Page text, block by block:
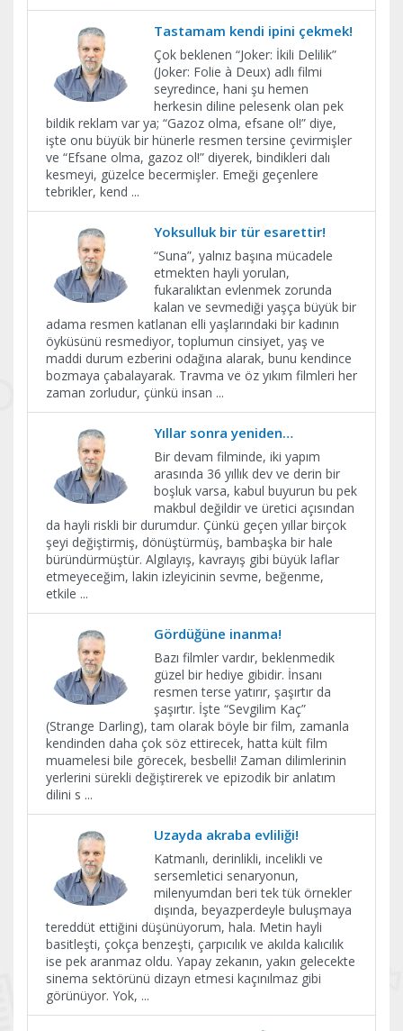
Tastamam kendi ipini çekmek!
Çok beklenen “Joker: İkili Delilik”
(Joker: Folie à Deux) adlı filmi
seyredince, hani şu hemen
herkesin diline pelesenk olan pek
bildik reklam var ya; “Gazoz olma, efsane ol!” diye,
işte onu büyük bir hünerle resmen tersine çevirmişler
ve “Efsane olma, gazoz ol!” diyerek, bindikleri dalı
kesmeyi, güzelce becermişler. Emeği geçenlere
tebrikler, kend ...
Yoksulluk bir tür esarettir!
“Suna”, yalnız başına mücadele
etmekten hayli yorulan,
fukaralıktan evlenmek zorunda
kalan ve sevmediği yaşça büyük bir
adama resmen katlanan elli yaşlarındaki bir kadının
öyküsünü resmediyor, toplumun cinsiyet, yaş ve
maddi durum ezberini odağına alarak, bunu kendince
bozmaya çabalayarak. Travma ve öz yıkım filmleri her
zaman zorludur, çünkü insan ...
Yıllar sonra yeniden…
Bir devam filminde, iki yapım
arasında 36 yıllık dev ve derin bir
boşluk varsa, kabul buyurun bu pek
makbul değildir ve üretici açısından
da hayli riskli bir durumdur. Çünkü geçen yıllar birçok
şeyi değiştirmiş, dönüştürmüş, bambaşka bir hale
büründürmüştür. Algılayış, kavrayış gibi büyük laflar
etmeyeceğim, lakin izleyicinin sevme, beğenme,
etkile ...
Gördüğüne inanma!
Bazı filmler vardır, beklenmedik
güzel bir hediye gibidir. İnsanı
resmen terse yatırır, şaşırtır da
şaşırtır. İşte “Sevgilim Kaç”
(Strange Darling), tam olarak böyle bir film, zamanla
kendinden daha çok söz ettirecek, hatta kült film
muamelesi bile görecek, besbelli! Zaman dilimlerinin
yerlerini sürekli değiştirerek ve epizodik bir anlatım
dilini s ...
Uzayda akraba evliliği!
Katmanlı, derinlikli, incelikli ve
sersemletici senaryonun,
milenyumdan beri tek tük örnekler
dışında, beyazperdeyle buluşmaya
tereddüt ettiğini düşünüyorum, hala. Metin hayli
basitleşti, çokça benzeşti, çarpıcılık ve akılda kalıcılık
ise pek aranmaz oldu. Yapay zekanın, yakın gelecekte
sinema sektörünü dizayn etmesi kaçınılmaz gibi
görünüyor. Yok, ...